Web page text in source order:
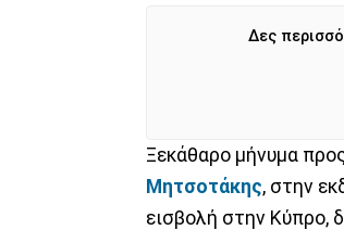
Δες
Ξεκάθαρο μήνυμα
Μητσοτάκης, στην
εισβολή στην Κύπρο,